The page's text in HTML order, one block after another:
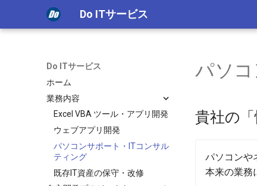
Do ITサービス
Do ITサービス
ホーム
業務内容
Excel VBA ツール・アプリ開発
ウェブアプリ開発
パソコンサポート・ITコンサル
ティング
既存IT資産の保守・改修
パソ
貴社の
パソコンや
本来の業務